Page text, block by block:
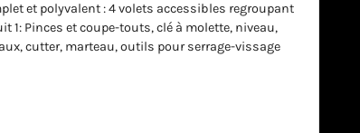
et polyvalent : 4 volets accessibles regroupant
1: Pinces et coupe-touts, clé à molette, niveau,
cutter, marteau, outils pour serrage-vissage
douilles/clés - 4 Pieds pour plus de
1: 2 positions d’ouverture du panneau central
sécurisé pour avoir accès aux outils -